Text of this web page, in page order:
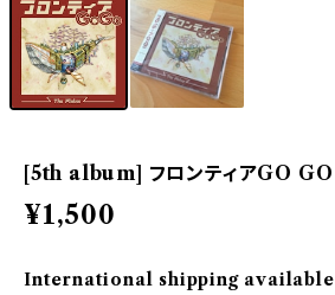
[5th album] フロンティアGO GO
¥1,500
International shipping available